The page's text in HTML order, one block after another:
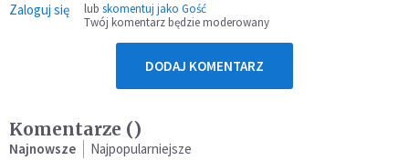
Zaloguj się lub skomentuj jako Gość
Twój komentarz będzie moderowany
DODAJ KOMENTARZ
Komentarze ()
Najnowsze Najpopularniejsze